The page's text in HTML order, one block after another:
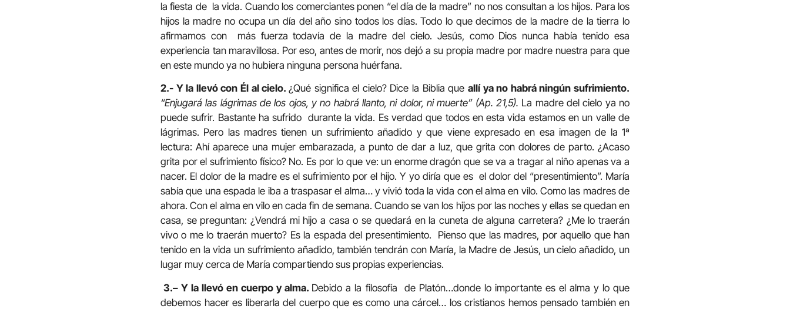
la fiesta de la vida. Cuando los comerciantes ponen “el día de la madre” no nos consultan a los hijos. Para los
hijos la madre no ocupa un día del año sino todos los días. Todo lo que decimos de la madre de la tierra lo
afirmamos con más fuerza todavía de la madre del cielo. Jesús, como Dios nunca había tenido esa
experiencia tan maravillosa. Por eso, antes de morir, nos dejó a su propia madre por madre nuestra para que
en este mundo ya no hubiera ninguna persona huérfana.
2.- Y la llevó con Él al cielo. ¿Qué significa el cielo? Dice la Biblia que allí ya no habrá ningún sufrimiento.
“Enjugará las lágrimas de los ojos, y no habrá llanto, ni dolor, ni muerte” (Ap. 21,5). La madre del cielo ya no
puede sufrir. Bastante ha sufrido durante la vida. Es verdad que todos en esta vida estamos en un valle de
lágrimas. Pero las madres tienen un sufrimiento añadido y que viene expresado en esa imagen de la 1ª
lectura: Ahí aparece una mujer embarazada, a punto de dar a luz, que grita con dolores de parto. ¿Acaso
grita por el sufrimiento físico? No. Es por lo que ve: un enorme dragón que se va a tragar al niño apenas va a
nacer. El dolor de la madre es el sufrimiento por el hijo. Y yo diría que es el dolor del “presentimiento”. María
sabía que una espada le iba a traspasar el alma… y vivió toda la vida con el alma en vilo. Como las madres de
ahora. Con el alma en vilo en cada fin de semana. Cuando se van los hijos por las noches y ellas se quedan en
casa, se preguntan: ¿Vendrá mi hijo a casa o se quedará en la cuneta de alguna carretera? ¿Me lo traerán
vivo o me lo traerán muerto? Es la espada del presentimiento. Pienso que las madres, por aquello que han
tenido en la vida un sufrimiento añadido, también tendrán con María, la Madre de Jesús, un cielo añadido, un
lugar muy cerca de María compartiendo sus propias experiencias.
3.– Y la llevó en cuerpo y alma. Debido a la filosofía de Platón…donde lo importante es el alma y lo que
debemos hacer es liberarla del cuerpo que es como una cárcel… los cristianos hemos pensado también en